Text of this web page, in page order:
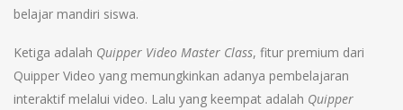
belajar mandiri siswa.
Ketiga adalah Quipper Video Master Class, fitur premium dari
Quipper Video yang memungkinkan adanya pembelajaran
interaktif melalui video. Lalu yang keempat adalah Quipper